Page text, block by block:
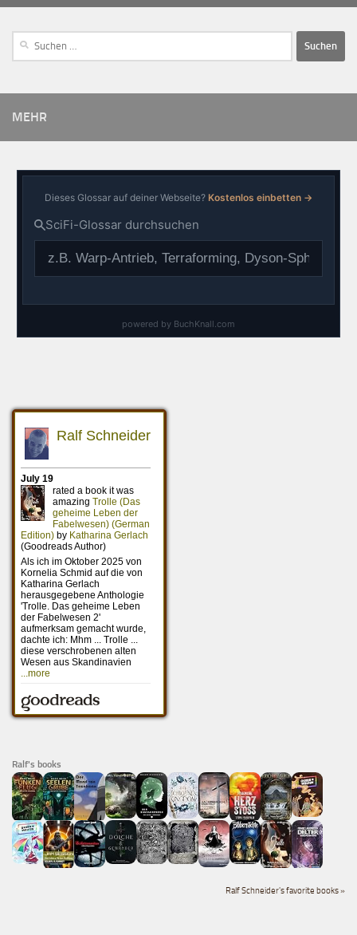
MEHR
Ralf's books
Ralf Schneider's favorite books »